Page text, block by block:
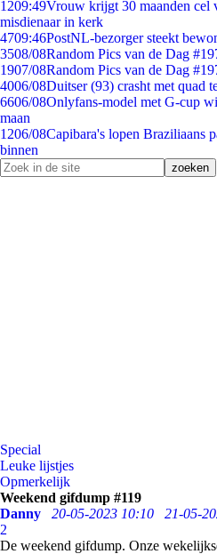
1209:49Vrouw krijgt 30 maanden cel
misdienaar in kerk
4709:46PostNL-bezorger steekt
3508/08Random Pics van de Dag
1907/08Random Pics van de Dag
4006/08Duitser (93) crasht met quad
6606/08Onlyfans-model met G-cup
maan
1206/08Capibara's lopen Braziliaans
binnen
Special
Leuke lijstjes
Opmerkelijk
Weekend gifdump #119
Danny
20-05-2023 10:10 21-05-
2
De weekend gifdump. Onze